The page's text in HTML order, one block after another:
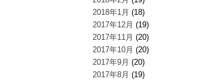
2018年1月 (18)
2017年12月 (19)
2017年11月 (20)
2017年10月 (20)
2017年9月 (20)
2017年8月 (19)